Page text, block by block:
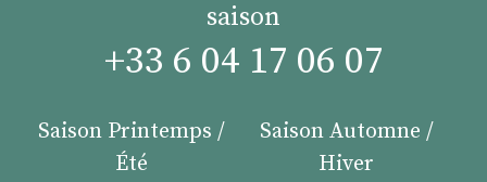
saison
+33 6 04 17 06 07
Saison Printemps /
Été
Saison Automne /
Hiver